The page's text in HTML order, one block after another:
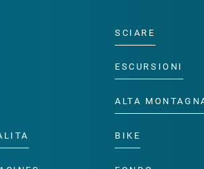
SCIARE
ESCURSIONI
ALTA
BIKE